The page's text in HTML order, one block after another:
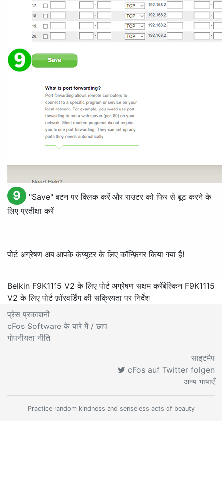
9 "Save" बटन पर क्लिक करें और राउटर को फिर से बूट करने के
लिए प्रतीक्षा करें
पोर्ट अग्रेषण अब आपके कंप्यूटर के लिए कॉन्फ़िगर किया गया है!
Belkin F9K1115 V2 के लिए पोर्ट अग्रेषण सक्षम करेंबेल्किन F9K1115
V2 के लिए पोर्ट फ़ॉरवर्डिंग की सक्रियता पर निर्देश
प्रेस प्रकाशनी
cFos Software के बारे में / छाप
गोपनीयता नीति
साइटमैप
cFos auf Twitter folgen
अन्य भाषाएँ
Practice random kindness and senseless acts of beauty